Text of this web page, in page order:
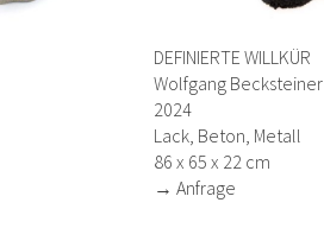
DEFINIERTE WILLKÜR
Wolfgang Becksteiner
2024
Lack, Beton, Metall
86 x 65 x 22 cm
→ Anfrage